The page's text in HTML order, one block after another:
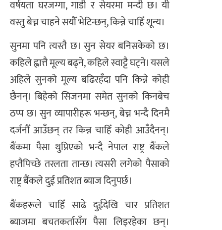
वर्षयता घरजग्गा, गाडी र सेयरमा मन्दी छ। यी
वस्तु बेच्न चाहने सयौँ भेटिन्छन्, किन्ने चाहिँ शून्य।
सुनमा पनि त्यस्तै छ। सुन सेयर बनिसकेको छ।
कहिले ह्वात्तै मूल्य बढ्ने, कहिले स्वाट्टै घट्ने। यसले
अहिले सुनको मूल्य बढिरहँदा पनि किन्ने कोही
छैनन्। बिहेको सिजनमा समेत सुनको किनबेच
ठप्प छ। सुन व्यापारीहरू भन्छन्, बेच्न भन्दै दिनमै
दर्जनौँ आउँछन् तर किन्न चाहिँ कोही आउँदैनन्।
बैंकमा पैसा थुप्रिएको भन्दै नेपाल राष्ट्र बैंकले
हप्तैपिच्छे तरलता तान्छ। त्यसरी लगेको पैसाको
राष्ट्र बैंकले दुई प्रतिशत ब्याज दिनुपर्छ।
बैंकहरूले चाहिँ साढे दुईदेखि चार प्रतिशत
ब्याजमा बचतकर्तासँग पैसा लिइरहेका छन्।